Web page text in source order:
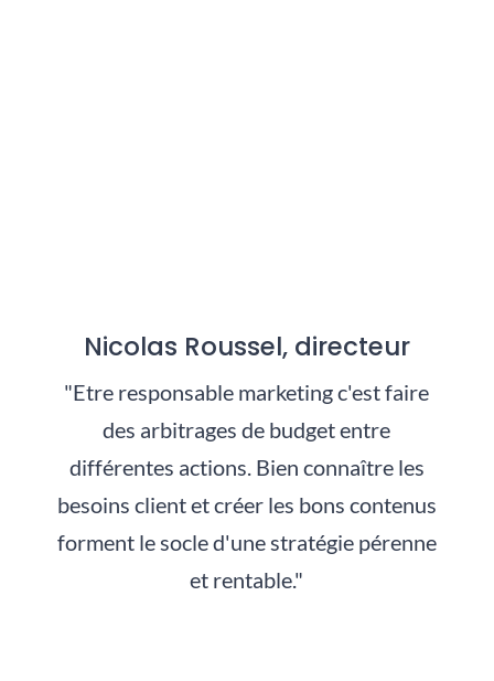
Nicolas Roussel, directeur
"Etre responsable marketing c'est faire
des arbitrages de budget entre
différentes actions. Bien connaître les
besoins client et créer les bons contenus
forment le socle d'une stratégie pérenne
et rentable."